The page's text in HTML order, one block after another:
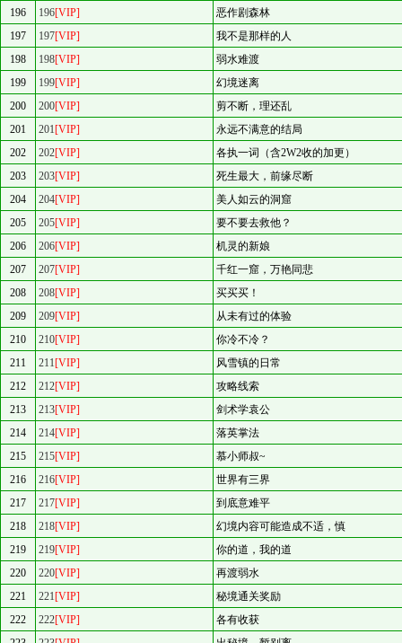
196
196[VIP]
恶作剧森林
197
197[VIP]
我不是那样的人
198
198[VIP]
弱水难渡
199
199[VIP]
幻境迷离
200
200[VIP]
剪不断，理还乱
201
201[VIP]
永远不满意的结局
202
202[VIP]
各执一词（含2W2收的加更）
203
203[VIP]
死生最大，前缘尽断
204
204[VIP]
美人如云的洞窟
205
205[VIP]
要不要去救他？
206
206[VIP]
机灵的新娘
207
207[VIP]
千红一窟，万艳同悲
208
208[VIP]
买买买！
209
209[VIP]
从未有过的体验
210
210[VIP]
你冷不冷？
211
211[VIP]
风雪镇的日常
212
212[VIP]
攻略线索
213
213[VIP]
剑术学袁公
214
214[VIP]
落英掌法
215
215[VIP]
慕小师叔~
216
216[VIP]
世界有三界
217
217[VIP]
到底意难平
218
218[VIP]
幻境内容可能造成不适，慎
219
219[VIP]
你的道，我的道
220
220[VIP]
再渡弱水
221
221[VIP]
秘境通关奖励
222
222[VIP]
各有收获